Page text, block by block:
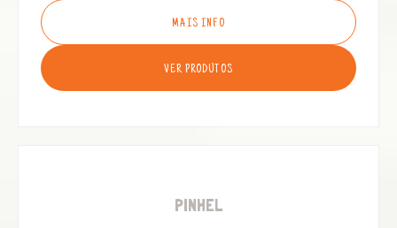
MAIS INFO
VER PRODUTOS
PINHEL